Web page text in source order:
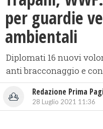
per guardie
ambientali
Diplomati 16 nuovi
anti bracconaggio e
Redazione Prima
28 Luglio 2021 11:36